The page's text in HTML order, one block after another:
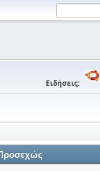
Ειδήσεις: